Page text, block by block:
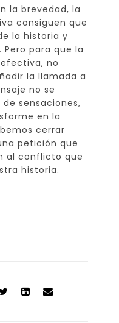
la brevedad, la
consiguen que
la historia y
para que la
no
la llamada a
no se
sensaciones,
en la
cerrar
petición que
al conflicto que
historia.